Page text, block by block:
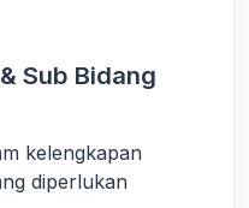
Sub Bidang
kelengkapan
diperlukan